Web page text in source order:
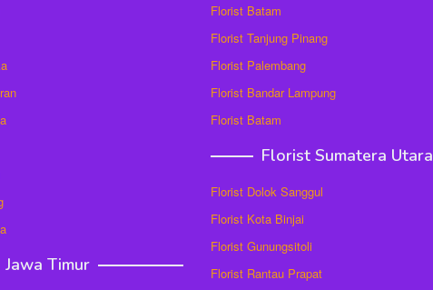
Jawa Timur
Florist Batam
Florist Tanjung Pinang
Florist Palembang
Florist Bandar Lampung
Florist Batam
Florist Sumatera Utara
Florist Dolok Sanggul
Florist Kota Binjai
Florist Gunungsitoli
Florist Rantau Prapat